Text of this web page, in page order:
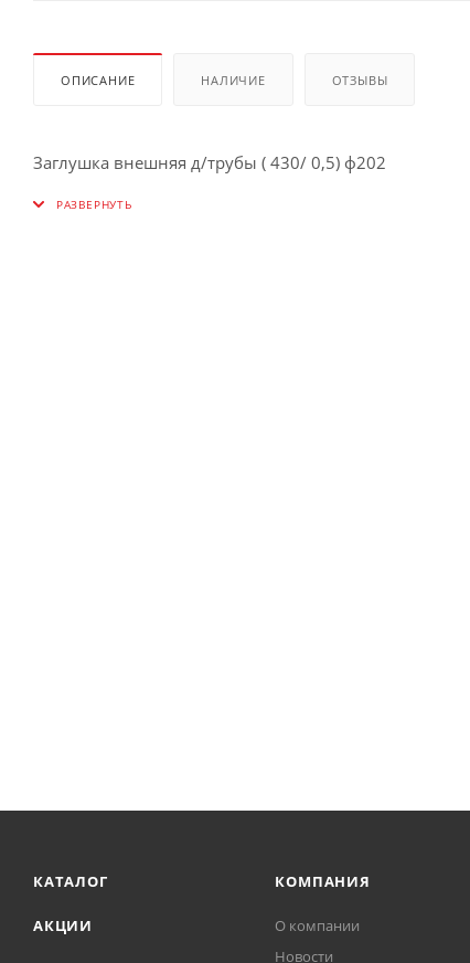
ОПИСАНИЕ НАЛИЧИЕ ОТЗЫВЫ
Заглушка внешняя д/трубы ( 430/ 0,5) ф202
КАТАЛОГ
АКЦИИ
КОМПАНИЯ
О компании
Новости